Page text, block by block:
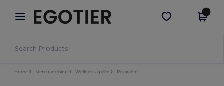
× Aplikace Egotier
Lepší ceny v aplikaci!
Stáhnout app
Home Merchandising Wellness a péče Relaxační